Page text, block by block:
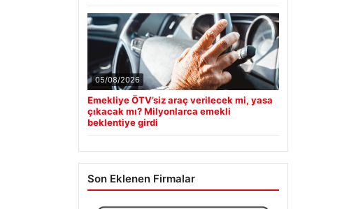
05/08/2026
Emekliye ÖTV’siz araç verilecek mi, yasa
çıkacak mı? Milyonlarca emekli
beklentiye girdi
Son Eklenen Firmalar